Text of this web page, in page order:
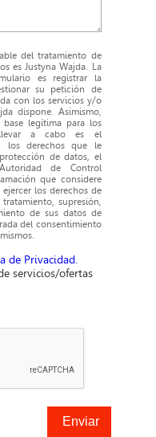
del tratamiento de
es Justyna Wajda. La
es registrar la
su petición de
con los servicios y/o
dispone. Asimismo,
legítima para los
a cabo es el
los derechos que le
de datos, el
de Control
que considere
los derechos de
supresión,
de sus datos de
del consentimiento
de Privacidad.
servicios/ofertas